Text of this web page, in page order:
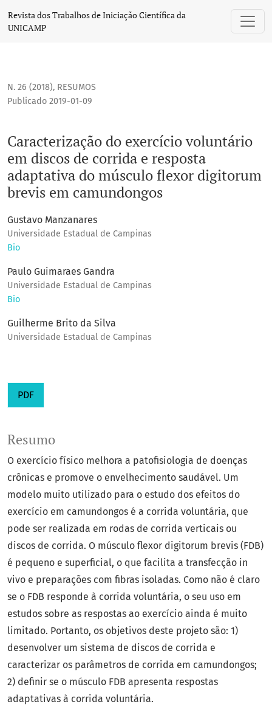
Caracterização do exercício voluntário em discos de
Revista dos Trabalhos de Iniciação Científica da
UNICAMP
N. 26 (2018), RESUMOS
Caracterização do exercício voluntário
em discos de corrida e resposta
adaptativa do músculo flexor digitorum
brevis em camundongos
Publicado 2019-01-09
Gustavo Manzanares
Universidade Estadual de Campinas
Bio
Paulo Guimaraes Gandra
Universidade Estadual de Campinas
Bio
Guilherme Brito da Silva
Universidade Estadual de Campinas
PDF
Resumo
O exercício físico melhora a patofisiologia de doenças
crônicas e promove o envelhecimento saudável. Um
modelo muito utilizado para o estudo dos efeitos do
exercício em camundongos é a corrida voluntária, que
pode ser realizada em rodas de corrida verticais ou
discos de corrida. O músculo flexor digitorum brevis (FDB)
é pequeno e superficial, o que facilita a transfecção in
vivo e preparações com fibras isoladas. Como não é claro
se o FDB responde à corrida voluntária, o seu uso em
estudos sobre as respostas ao exercício ainda é muito
limitado. Portanto, os objetivos deste projeto são: 1)
desenvolver um sistema de discos de corrida e
caracterizar os parâmetros de corrida em camundongos;
2) definir se o músculo FDB apresenta respostas
adaptativas à corrida voluntária.